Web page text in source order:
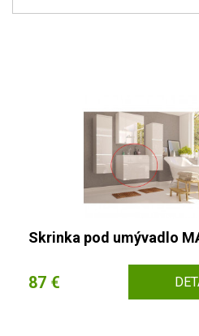
Skrinka pod umývadlo
87 €